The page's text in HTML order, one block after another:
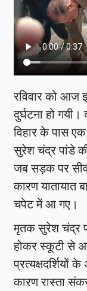
रविवार को
दुर्घटना हो
विहार के पास
सुरेश चंद्र पांडे
जब सड़क पर
कारण यातायात
चपेट में आ गए।
मृतक सुरेश चंद्र
होकर स्कूटी से
कारण रास्ता